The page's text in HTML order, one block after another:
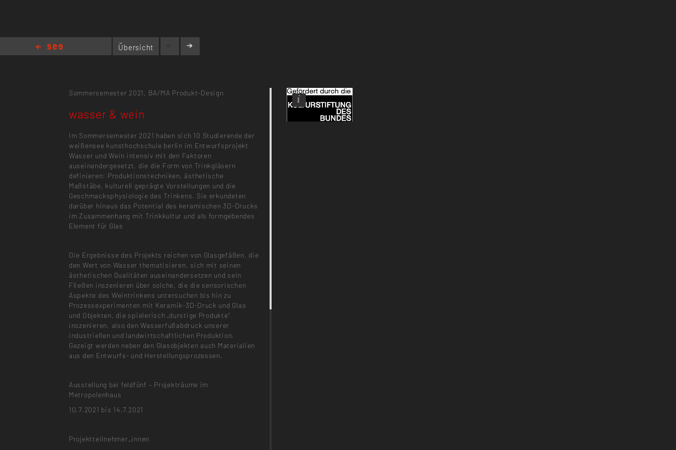
Übersicht
Sommersemester 2021, BA/MA Produkt-Design
wasser & wein
Im Sommersemester 2021 haben sich 10 Studierende der
weißensee kunsthochschule berlin im Entwurfsprojekt
Wasser und Wein intensiv mit den Faktoren
auseinandergesetzt, die die Form von Trinkgläsern
definieren: Produktionstechniken, ästhetische
Maßstäbe, kulturell geprägte Vorstellungen und die
Geschmacksphysiologie des Trinkens. Sie erkundeten
darüber hinaus das Potential des keramischen 3D-Drucks
im Zusammenhang mit Trinkkultur und als formgebendes
Element für Glas
Die Ergebnisse des Projekts reichen von Glasgefäßen, die
den Wert von Wasser thematisieren, sich mit seinen
ästhetischen Qualitäten auseinandersetzen und sein
Fließen inszenieren über solche, die die sensorischen
Aspekte des Weintrinkens untersuchen bis hin zu
Prozessexperimenten mit Keramik-3D-Druck und Glas
und Objekten, die spielerisch „durstige Produkte“
inszenieren, also den Wasserfußabdruck unserer
industriellen und landwirtschaftlichen Produktion.
Gezeigt werden neben den Glasobjekten auch Materialien
aus den Entwurfs- und Herstellungsprozessen.
Ausstellung bei feldfünf – Projekträume im
Metropolenhaus
10.7.2021 bis 14.7.2021
Projektteilnehmer_innen